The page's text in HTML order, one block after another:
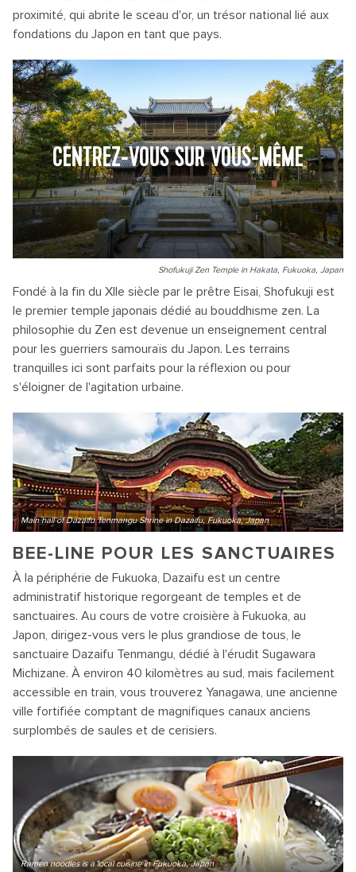
proximité, qui abrite le sceau d'or, un trésor national lié aux
fondations du Japon en tant que pays.
CENTREZ-VOUS SUR VOUS-MÊME
Shofukuji Zen Temple in Hakata, Fukuoka, Japan
Fondé à la fin du XIIe siècle par le prêtre Eisai, Shofukuji est
le premier temple japonais dédié au bouddhisme zen. La
philosophie du Zen est devenue un enseignement central
pour les guerriers samouraïs du Japon. Les terrains
tranquilles ici sont parfaits pour la réflexion ou pour
s'éloigner de l'agitation urbaine.
Main hall of Dazaifu Tenmangu Shrine in Dazaifu, Fukuoka, Japan
BEE-LINE POUR LES SANCTUAIRES
À la périphérie de Fukuoka, Dazaifu est un centre
administratif historique regorgeant de temples et de
sanctuaires. Au cours de votre croisière à Fukuoka, au
Japon, dirigez-vous vers le plus grandiose de tous, le
sanctuaire Dazaifu Tenmangu, dédié à l'érudit Sugawara
Michizane. À environ 40 kilomètres au sud, mais facilement
accessible en train, vous trouverez Yanagawa, une ancienne
ville fortifiée comptant de magnifiques canaux anciens
surplombés de saules et de cerisiers.
Ramen noodles is a local cuisine in Fukuoka, Japan